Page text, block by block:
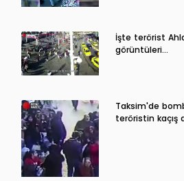
İşte terörist
görüntüleri…
Taksim'de
teröristin kaçış